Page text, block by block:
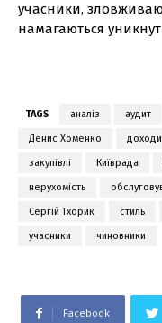
учасники,
намагаються
TAGS аналіз аудит
Денис Хоменко доходи
закупівлі Київрада
нерухомість
Сергій Тхорик стиль
учасники чиновники
Facebook